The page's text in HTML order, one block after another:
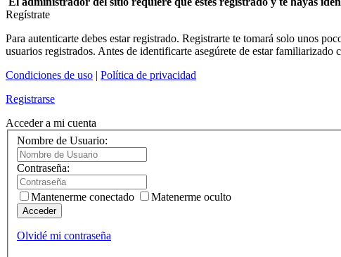
Regístrate
Para autenticarte debes estar registrado. Registrarte te tomará solo unos
usuarios registrados. Antes de identificarte asegúrete de estar
Condiciones de uso | Política de privacidad
Registrarse
Acceder a mi cuenta
Nombre de Usuario:
Contraseña:
Mantenerme conectado Matenerme oculto
Acceder
Olvidé mi contraseña